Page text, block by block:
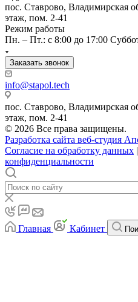
пос. Ставрово, Владимирская
этаж, пом. 2-41
Режим работы
Пн. – Пт.: с 8:00 до 17:00
Заказать звонок
info@stapol.tech
пос. Ставрово, Владимирская
этаж, пом. 2-41
© 2026 Все права защищены.
Разработка сайта веб-студия
Согласие на обработку данных |
конфиденциальности
Главная Кабинет